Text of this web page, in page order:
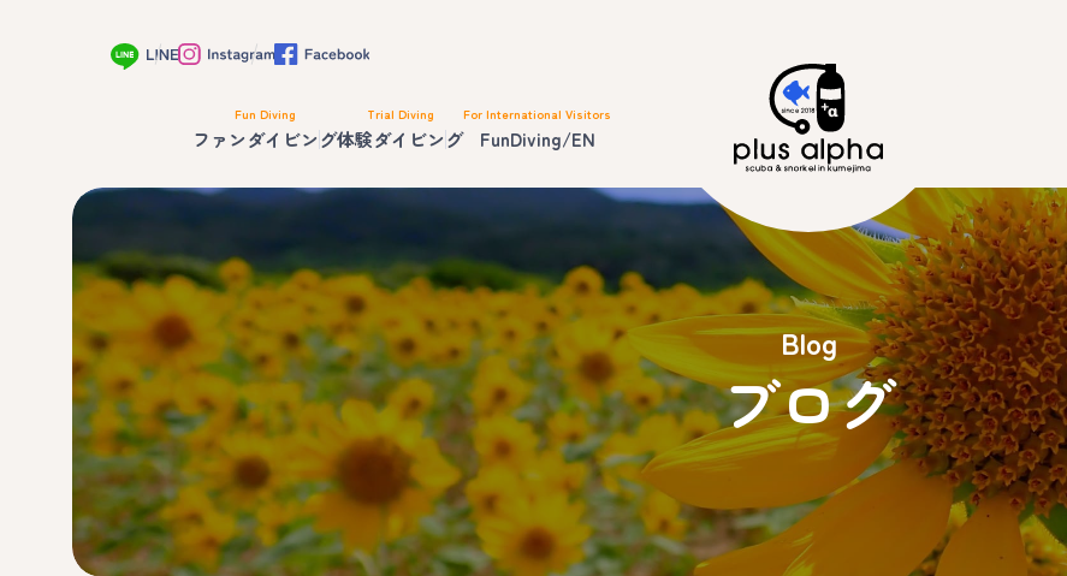
Fun Diving
ファンダイビング
Trial Diving
体験ダイビング
For International Visitors
FunDiving/EN
Blog
ブログ